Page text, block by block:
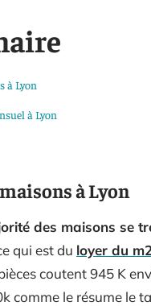
à Lyon
à Lyon
à Lyon
des maisons se
qui est du loyer du
coutent 945 K
comme le résume le